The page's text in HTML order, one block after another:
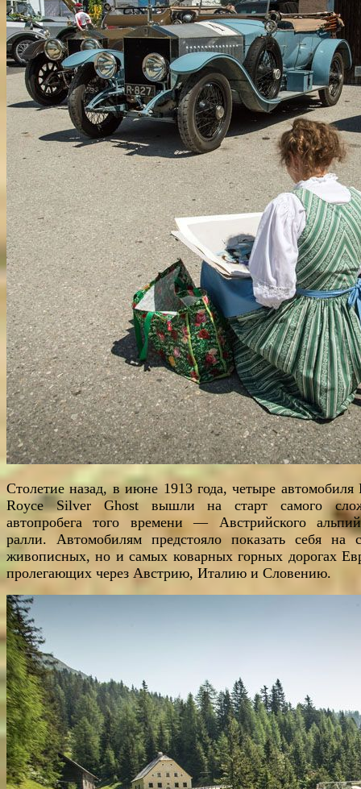
Столетие назад, в июне 1913 года, четыре автомобиля
Royce Silver Ghost вышли на старт самого
автопробега того времени — Австрийского
ралли. Автомобилям предстояло показать себя на
живописных, но и самых коварных горных дорогах
пролегающих через Австрию, Италию и Словению.